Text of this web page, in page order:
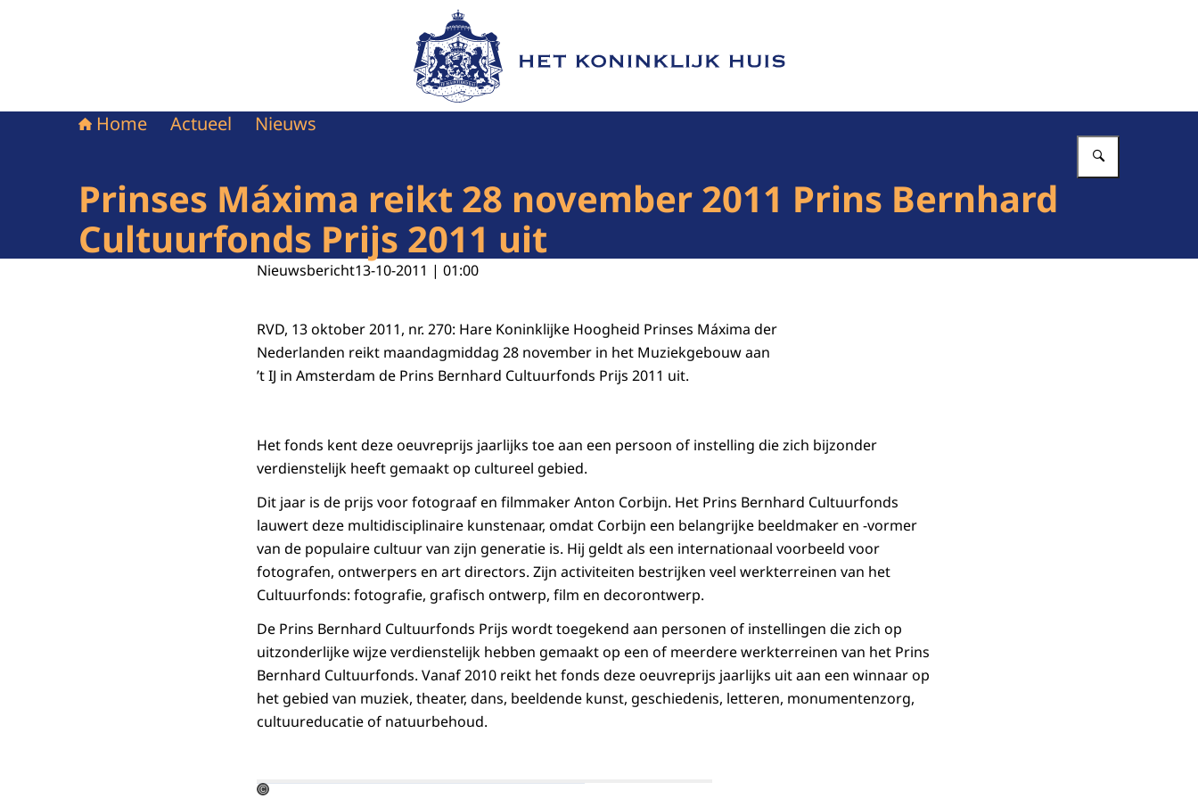
Naar de homepage van Het Koninklijk Huis
Home Actueel Nieuws
Prinses Máxima reikt 28 november 2011 Prins Bernhard
Cultuurfonds Prijs 2011 uit
Nieuwsbericht13-10-2011 | 01:00
RVD, 13 oktober 2011, nr. 270: Hare Koninklijke Hoogheid Prinses Máxima der
Nederlanden reikt maandagmiddag 28 november in het Muziekgebouw aan
’t IJ in Amsterdam de Prins Bernhard Cultuurfonds Prijs 2011 uit.
Het fonds kent deze oeuvreprijs jaarlijks toe aan een persoon of instelling die zich bijzonder
verdienstelijk heeft gemaakt op cultureel gebied.
Dit jaar is de prijs voor fotograaf en filmmaker Anton Corbijn. Het Prins Bernhard Cultuurfonds
lauwert deze multidisciplinaire kunstenaar, omdat Corbijn een belangrijke beeldmaker en -vormer
van de populaire cultuur van zijn generatie is. Hij geldt als een internationaal voorbeeld voor
fotografen, ontwerpers en art directors. Zijn activiteiten bestrijken veel werkterreinen van het
Cultuurfonds: fotografie, grafisch ontwerp, film en decorontwerp.
De Prins Bernhard Cultuurfonds Prijs wordt toegekend aan personen of instellingen die zich op
uitzonderlijke wijze verdienstelijk hebben gemaakt op een of meerdere werkterreinen van het Prins
Bernhard Cultuurfonds. Vanaf 2010 reikt het fonds deze oeuvreprijs jaarlijks uit aan een winnaar op
het gebied van muziek, theater, dans, beeldende kunst, geschiedenis, letteren, monumentenzorg,
cultuureducatie of natuurbehoud.
©